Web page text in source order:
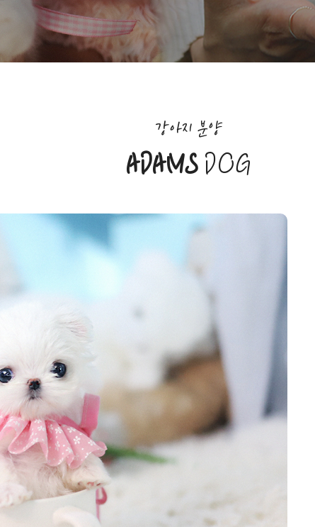
강아지 분양
ADAMSDOG